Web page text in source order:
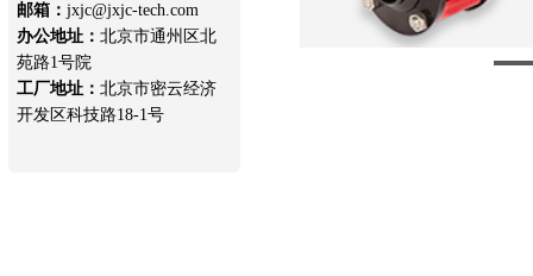
邮箱： jxjc@jxjc-tech.com
办公地址： 北京市通州区北
苑路1号院
工厂地址： 北京市密云经济
开发区科技路18-1号